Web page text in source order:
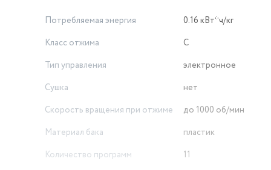
Потребляемая энергия
0.16 кВт*ч/кг
Класс отжима
С
Тип управления
электронное
Сушка
нет
Скорость вращения при отжиме
до 1000 об/мин
Материал бака
пластик
Количество программ
11